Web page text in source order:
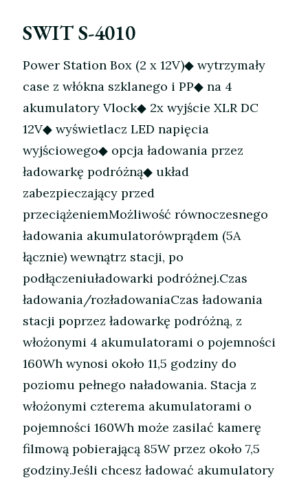
SWIT S-4010
Power Station Box (2 x 12V)◆ wytrzymały
case z włókna szklanego i PP◆ na 4
akumulatory Vlock◆ 2x wyjście XLR DC
12V◆ wyświetlacz LED napięcia
wyjściowego◆ opcja ładowania przez
ładowarkę podróżną◆ układ
zabezpieczający przed
przeciążeniemMożliwość równoczesnego
ładowania akumulatorówprądem (5A
łącznie) wewnątrz stacji, po
podłączeniuładowarki podróżnej.Czas
ładowania/rozładowaniaCzas ładowania
stacji poprzez ładowarkę podróżną, z
włożonymi 4 akumulatorami o pojemności
160Wh wynosi około 11,5 godziny do
poziomu pełnego naładowania. Stacja z
włożonymi czterema akumulatorami o
pojemności 160Wh może zasilać kamerę
filmową pobierającą 85W przez około 7,5
godziny.Jeśli chcesz ładować akumulatory